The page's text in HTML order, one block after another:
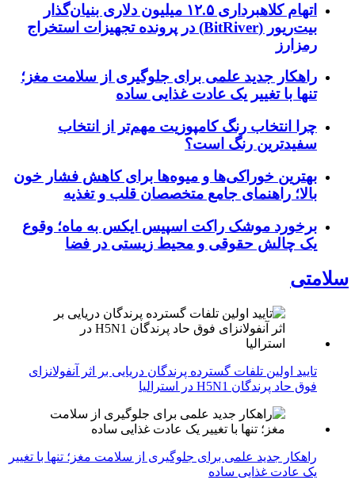
اتهام کلاهبرداری ۱۲.۵ میلیون دلاری بنیان‌گذار
بیت‌ریور (BitRiver) در پرونده تجهیزات استخراج
رمزارز
راهکار جدید علمی برای جلوگیری از سلامت مغز؛
تنها با تغییر یک عادت غذایی ساده
چرا انتخاب رنگ کامپوزیت مهم‌تر از انتخاب
سفیدترین رنگ است؟
بهترین خوراکی‌ها و میوه‌ها برای کاهش فشار خون
بالا؛ راهنمای جامع متخصصان قلب و تغذیه
برخورد موشک راکت اسپیس ایکس به ماه؛ وقوع
یک چالش حقوقی و محیط زیستی در فضا
سلامتی
تایید اولین تلفات گسترده پرندگان دریایی بر اثر آنفولانزای
فوق حاد پرندگان H5N1 در استرالیا
راهکار جدید علمی برای جلوگیری از سلامت مغز؛ تنها با تغییر
یک عادت غذایی ساده